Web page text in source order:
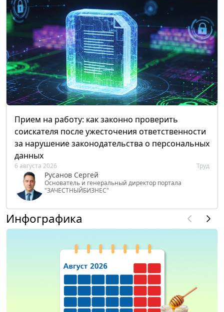
Прием на работу: как законно проверить
соискателя после ужесточения ответственности
за нарушение законодательства о персональных
данных
6 августа 2026 Труд
Русанов Сергей
Основатель и генеральный директор портала
"ЗАЧЕСТНЫЙБИЗНЕС"
Инфографика